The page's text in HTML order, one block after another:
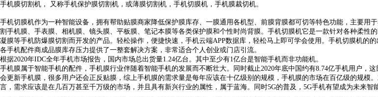
手机膜切割机， 又称手机保护膜切割机，或薄膜切割机，手机切膜机，手机膜裁切机。
手机切膜机作为一种智能设备，拥有帮助贴膜商家降低保护膜库存、一膜通用各机型、前膜背膜都可切等特色功能，主要用
割手机膜、手表膜、相机膜、镜头膜、平板膜、笔记本膜等各类保护膜和个性时尚背膜。手机切膜机它是一款针对各种柔性的
凝膜等手机防爆膜切割而开发的产品。轻松操作，便捷快速，手机云端APP数据库，轻松马上即可学会使用。手机切膜机的
各手机配件商成品膜库存压力提供了一整套解决方案，非常适合个人创业或门店引流。
根据2020年IDC全年手机市场报告 ，国内市场总出货量1.24亿台。其中至少有1亿台是智能手机而非功能机。
手机膜属于智能手机的配件，手机膜行业伴随着智能手机的发展而不断壮大。同时截止2020年底中国约有8.74亿手机用户，
会更新手机膜，很多用户还会正反贴膜，综上手机膜的需求量是每年应该在十亿级别的规模，手机膜的市场在百亿级的规模
言，需求应该是在几百万甚至千万级的市场，并且具有新兴行业的属性，属于蓝海。同时5G的普及 ， 5G手机有望成为未来智